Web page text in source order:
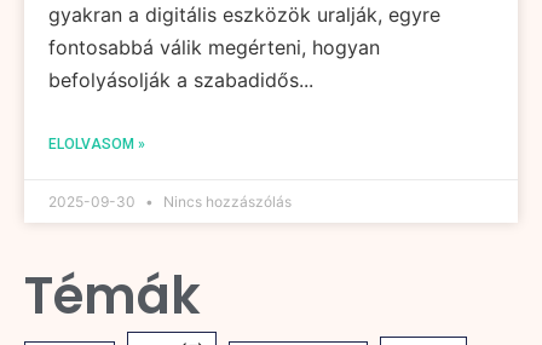
gyakran a digitális eszközök uralják, egyre
fontosabbá válik megérteni, hogyan
befolyásolják a szabadidős...
ELOLVASOM »
2025-09-30 Nincs hozzászólás
Témák